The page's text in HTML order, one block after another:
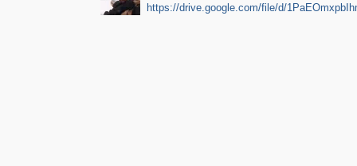
https://drive.google.com/file/d/